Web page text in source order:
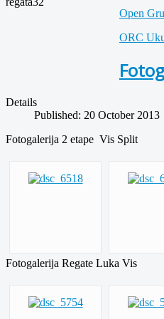
Open
ORC
Details
Published: 20 October 2013
Fotogalerija 2 etape Vis Split
Fotogalerija Regate Luka Vis